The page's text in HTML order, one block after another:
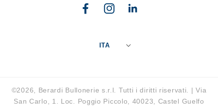
FacebookInstagramLinkedin
ITA
©2026, Berardi Bullonerie s.r.l. Tutti i diritti riservati. | Via
San Carlo, 1. Loc. Poggio Piccolo, 40023, Castel Guelfo